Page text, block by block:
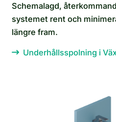
Schemalagd,
systemet rent och
längre fram.
Underhållsspolning i